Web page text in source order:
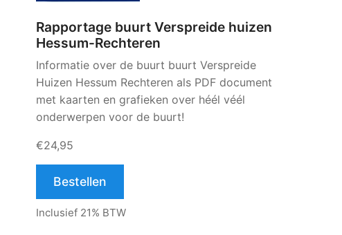
Rapportage buurt Verspreide huizen
Hessum-Rechteren
Informatie over de buurt buurt Verspreide
Huizen Hessum Rechteren als PDF document
met kaarten en grafieken over héél véél
onderwerpen voor de buurt!
€24,95
Bestellen
Inclusief 21% BTW